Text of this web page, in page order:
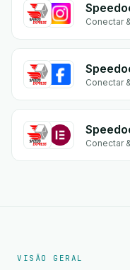
Conectar
Conectar
Conectar
VISÃO GERAL